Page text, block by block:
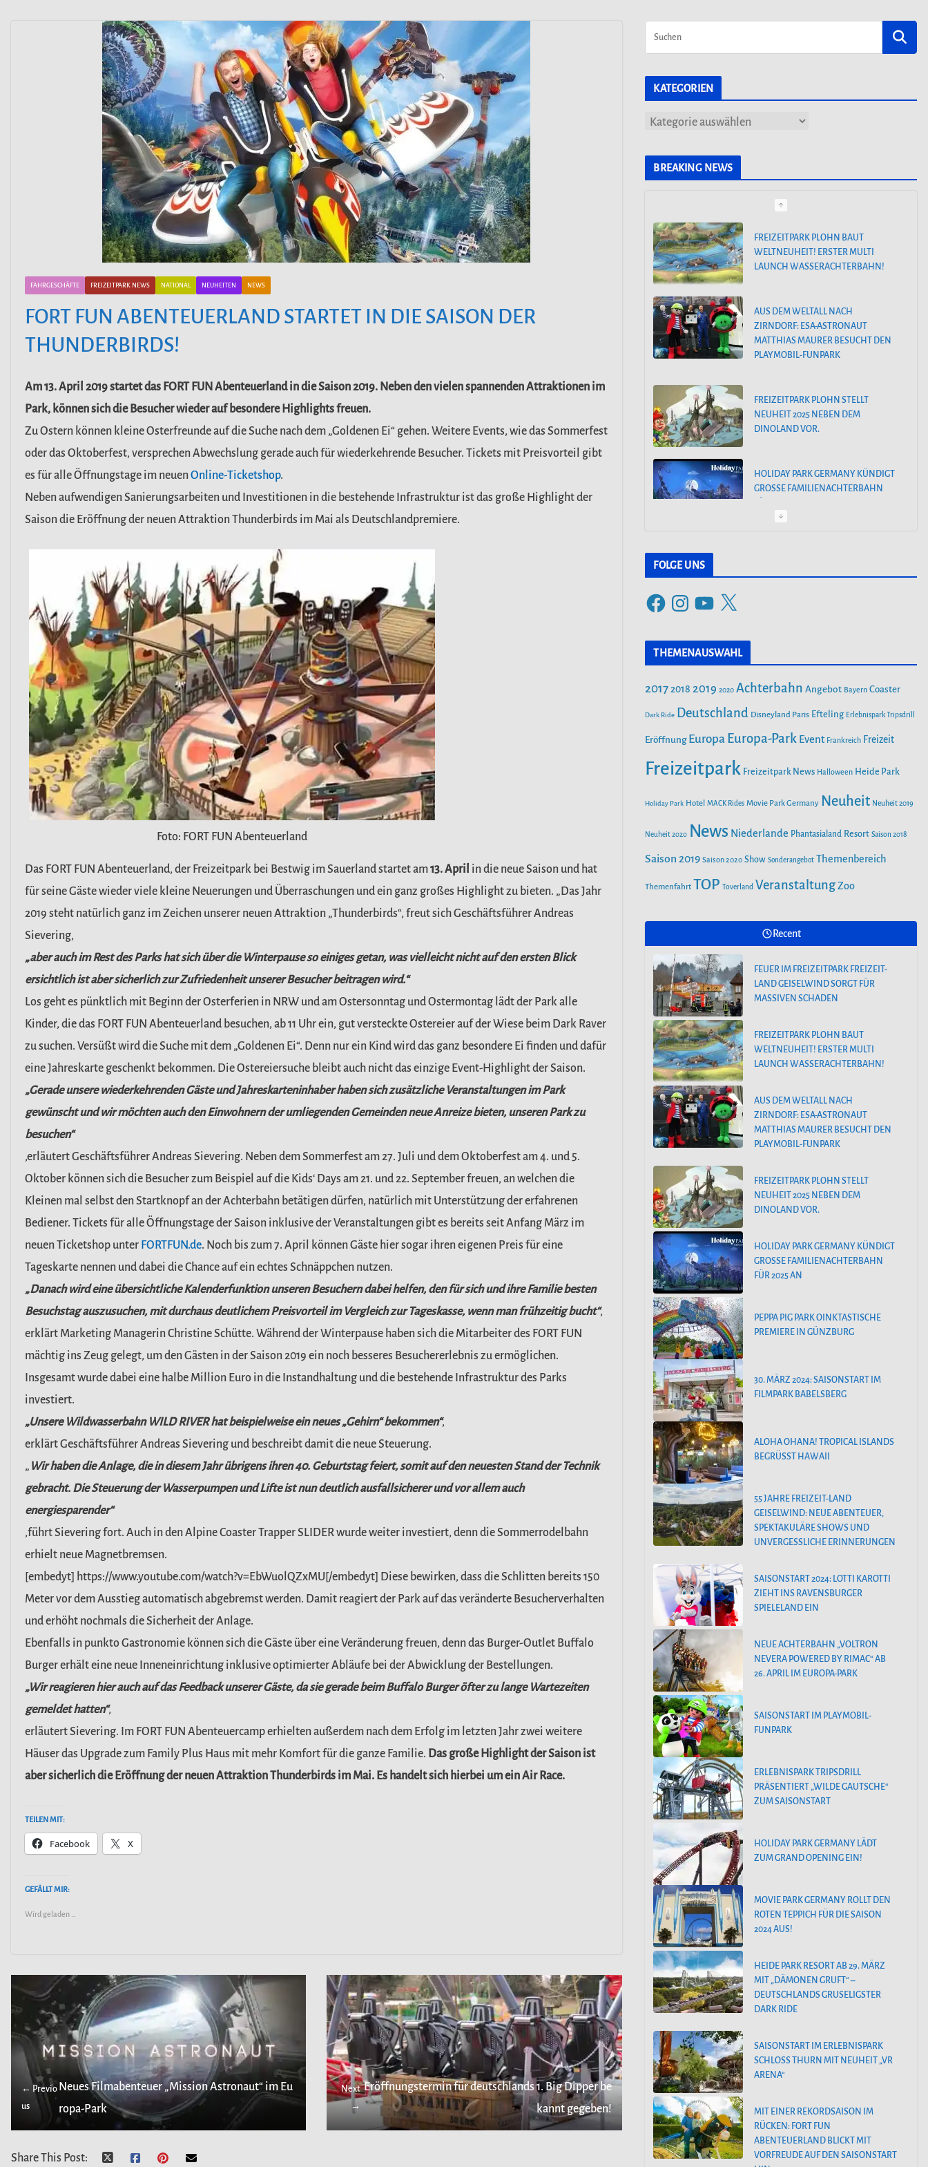
FAHRGESCHÄFTE FREIZEITPARK NEWS NATIONAL NEUHEITEN NEWS
FORT FUN ABENTEUERLAND STARTET IN DIE SAISON DER
THUNDERBIRDS!
Am 13. April 2019 startet das FORT FUN Abenteuerland in die Saison 2019. Neben den vielen spannenden Attraktionen im
Park, können sich die Besucher wieder auf besondere Highlights freuen.
Zu Ostern können kleine Osterfreunde auf die Suche nach dem „Goldenen Ei“ gehen. Weitere Events, wie das Sommerfest
oder das Oktoberfest, versprechen Abwechslung gerade auch für wiederkehrende Besucher. Tickets mit Preisvorteil gibt
es für alle Öffnungstage im neuenOnline-Ticketshop.
Neben aufwendigen Sanierungsarbeiten und Investitionen in die bestehende Infrastruktur ist das große Highlight der
Saison die Eröffnung der neuen Attraktion Thunderbirds im Mai als Deutschlandpremiere.
Foto: FORT FUN Abenteuerland
Das FORT FUN Abenteuerland, der Freizeitpark bei Bestwig im Sauerland startet am13. April in die neue Saison und hat
für seine Gäste wieder viele kleine Neuerungen und Überraschungen und ein ganz großes Highlight zu bieten. „Das Jahr
2019 steht natürlich ganz im Zeichen unserer neuen Attraktion „Thunderbirds“, freut sich Geschäftsführer Andreas
Sievering,
„aber auch im Rest des Parks hat sich über die Winterpause so einiges getan, was vielleicht nicht auf den ersten Blick
ersichtlich ist aber sicherlich zur Zufriedenheit unserer Besucher beitragen wird.“
Los geht es pünktlich mit Beginn der Osterferien in NRW und am Ostersonntag und Ostermontag lädt der Park alle
Kinder, die das FORT FUN Abenteuerland besuchen, ab 11 Uhr ein, gut versteckte Ostereier auf der Wiese beim Dark Raver
zu suchen. Versüßt wird die Suche mit dem „Goldenen Ei“. Denn nur ein Kind wird das ganz besondere Ei finden und dafür
eine Jahreskarte geschenkt bekommen. Die Ostereiersuche bleibt auch nicht das einzige Event-Highlight der Saison.
„Gerade unsere wiederkehrenden Gäste und Jahreskarteninhaber haben sich zusätzliche Veranstaltungen im Park
gewünscht und wir möchten auch den Einwohnern der umliegenden Gemeinden neue Anreize bieten, unseren Park zu
besuchen“
,erläutert Geschäftsführer Andreas Sievering. Neben dem Sommerfest am 27. Juli und dem Oktoberfest am 4. und 5.
Oktober können sich die Besucher zum Beispiel auf die Kids‘ Days am 21. und 22. September freuen, an welchen die
Kleinen mal selbst den Startknopf an der Achterbahn betätigen dürfen, natürlich mit Unterstützung der erfahrenen
Bediener. Tickets für alle Öffnungstage der Saison inklusive der Veranstaltungen gibt es bereits seit Anfang März im
neuen Ticketshop unter FORTFUN.de. Noch bis zum 7. April können Gäste hier sogar ihren eigenen Preis für eine
Tageskarte nennen und dabei die Chance auf ein echtes Schnäppchen nutzen.
„Danach wird eine übersichtliche Kalenderfunktion unseren Besuchern dabei helfen, den für sich und ihre Familie besten
Besuchstag auszusuchen, mit durchaus deutlichem Preisvorteil im Vergleich zur Tageskasse, wenn man frühzeitig bucht“,
erklärt Marketing Managerin Christine Schütte. Während der Winterpause haben sich die Mitarbeiter des FORT FUN
mächtig ins Zeug gelegt, um den Gästen in der Saison 2019 ein noch besseres Besuchererlebnis zu ermöglichen.
Insgesamt wurde dabei eine halbe Million Euro in die Instandhaltung und die bestehende Infrastruktur des Parks
investiert.
„Unsere Wildwasserbahn WILD RIVER hat beispielweise ein neues „Gehirn“ bekommen“,
erklärt Geschäftsführer Andreas Sievering und beschreibt damit die neue Steuerung.
„ Wir haben die Anlage, die in diesem Jahr übrigens ihren 40. Geburtstag feiert, somit auf den neuesten Stand der Technik
gebracht. Die Steuerung der Wasserpumpen und Lifte ist nun deutlich ausfallsicherer und vor allem auch
energiesparender“
,führt Sievering fort. Auch in den Alpine Coaster Trapper SLIDER wurde weiter investiert, denn die Sommerrodelbahn
erhielt neue Magnetbremsen.
[embedyt] https://www.youtube.com/watch?v=EbWuolQZxMU[/embedyt] Diese bewirken, dass die Schlitten bereits 150
Meter vor dem Ausstieg automatisch abgebremst werden. Damit reagiert der Park auf das veränderte Besucherverhalten
und erhöht nochmals die Sicherheit der Anlage.
Ebenfalls in punkto Gastronomie können sich die Gäste über eine Veränderung freuen, denn das Burger-Outlet Buffalo
Burger erhält eine neue Inneneinrichtung inklusive optimierter Abläufe bei der Abwicklung der Bestellungen.
„Wir reagieren hier auch auf das Feedback unserer Gäste, da sie gerade beim Buffalo Burger öfter zu lange Wartezeiten
gemeldet hatten“,
erläutert Sievering. Im FORT FUN Abenteuercamp erhielten außerdem nach dem Erfolg im letzten Jahr zwei weitere
Häuser das Upgrade zum Family Plus Haus mit mehr Komfort für die ganze Familie. Das große Highlight der Saison ist
aber sicherlich die Eröffnung der neuen Attraktion Thunderbirds im Mai. Es handelt sich hierbei um ein Air Race.
TEILEN MIT:
Facebook X
GEFÄLLT MIR:
Wird geladen …
← Previo
us
Neues Filmabenteuer „Mission Astronaut“ im Eu
ropa-Park
Next
→
Eröffnungstermin für deutschlands 1. Big Dipper be
kannt gegeben!
Share This Post:
KATEGORIEN
K
BREAKING NEWS
FREIZEITPARK PLOHN BAUT
WELTNEUHEIT! ERSTER MULTI
LAUNCH WASSERACHTERBAHN!
AUS DEM WELTALL NACH
ZIRNDORF: ESA-ASTRONAUT
MATTHIAS MAURER BESUCHT DEN
PLAYMOBIL-FUNPARK
FREIZEITPARK PLOHN STELLT
NEUHEIT 2025 NEBEN DEM
DINOLAND VOR.
HOLIDAY PARK GERMANY KÜNDIGT
GROSSE FAMILIENACHTERBAHN F
BEGRÜSST HAWAII
55 JAHRE FREIZEIT-LAND
UNVERGESSLICHE ERINNERUNGEN
ZIEHT INS RAVENSBURGER
SAISONSTART IM PLAYMOBIL-
FUNPARK
FEUER IM FREIZEITPARK FREIZEIT-
LAND GEISELWIND SORGT FÜR
MASSIVEN SCHADEN
FOLGE UNS
F
c
o
o
I
s
t
g
r
Y
u
T
b
e
X
THEMENAUSWAHL
2017 2018 2019 2020 Achterbahn Angebot Bayern Coaster
Dark Ride Deutschland Disneyland Paris Efteling Erlebnispark Tripsdrill
Eröffnung Europa Europa-Park Event Frankreich Freizeit
Freizeitpark Freizeitpark News Halloween Heide Park
Holiday Park Hotel MACK Rides Movie Park Germany Neuheit Neuheit 2019
Neuheit 2020 News Niederlande Phantasialand Resort Saison 2018
Saison 2019 Saison 2020 Show Sonderangebot Themenbereich
Themenfahrt TOP Toverland Veranstaltung Zoo
Recent
FEUER IM FREIZEITPARK FREIZEIT-
LAND GEISELWIND SORGT FÜR
MASSIVEN SCHADEN
FREIZEITPARK PLOHN BAUT
WELTNEUHEIT! ERSTER MULTI
LAUNCH WASSERACHTERBAHN!
AUS DEM WELTALL NACH
ZIRNDORF: ESA-ASTRONAUT
MATTHIAS MAURER BESUCHT DEN
PLAYMOBIL-FUNPARK
FREIZEITPARK PLOHN STELLT
NEUHEIT 2025 NEBEN DEM
DINOLAND VOR.
HOLIDAY PARK GERMANY KÜNDIGT
GROSSE FAMILIENACHTERBAHN F
ÜR 2025 AN
PEPPA PIG PARK OINKTASTISCHE
PREMIERE IN GÜNZBURG
30. MÄRZ 2024: SAISONSTART IM
FILMPARK BABELSBERG
ALOHA OHANA! TROPICAL ISLANDS
BEGRÜSST HAWAII
55 JAHRE FREIZEIT-LAND
GEISELWIND: NEUE ABENTEUER,
SPEKTAKULÄRE SHOWS UND
UNVERGESSLICHE ERINNERUNGEN
SAISONSTART 2024: LOTTI KAROTTI
ZIEHT INS RAVENSBURGER
SPIELELAND EIN
NEUE ACHTERBAHN „VOLTRON
NEVERA POWERED BY RIMAC“ AB
26. APRIL IM EUROPA-PARK
SAISONSTART IM PLAYMOBIL-
FUNPARK
ERLEBNISPARK TRIPSDRILL
PRÄSENTIERT „WILDE GAUTSCHE“
ZUM SAISONSTART
HOLIDAY PARK GERMANY LÄDT
ZUM GRAND OPENING EIN!
MOVIE PARK GERMANY ROLLT DEN
ROTEN TEPPICH FÜR DIE SAISON
2024 AUS!
HEIDE PARK RESORT AB 29. MÄRZ
MIT „DÄMONEN GRUFT“ –
DEUTSCHLANDS GRUSELIGSTER
DARK RIDE
SAISONSTART IM ERLEBNISPARK
SCHLOSS THURN MIT NEUHEIT „VR
ARENA“
MIT EINER REKORDSAISON IM
RÜCKEN: FORT FUN
ABENTEUERLAND BLICKT MIT
VORFREUDE AUF DEN SAISONSTART